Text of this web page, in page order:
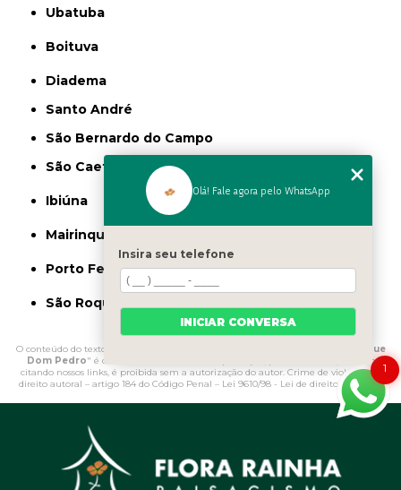
Ubatuba
Boituva
Diadema
Santo André
São Bernardo do Campo
São Caetano do Sul
Ibiúna
Mairinque
Porto Feliz
São Roque
O conteúdo do texto "
Onde Comprar Argila Expandida para Jardim Parque
Dom Pedro" é de direito reservado. Sua reprodução, parcial ou total, mesmo
citando nossos links, é proibida sem a autorização do autor. Crime de violação de
direito autoral – artigo 184 do Código Penal – Lei 9610/98 - Lei de direitos autorais.
1
Olá! Fale agora pelo WhatsApp
Insira seu telefone
INICIAR CONVERSA